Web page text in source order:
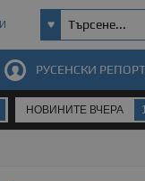
РУСЕНСКИ
НОВИНИТЕ ВЧЕРА